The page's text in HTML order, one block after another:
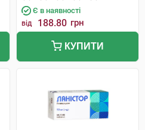
С.А.
Є в наявності
від 188.80 грн
КУПИТИ